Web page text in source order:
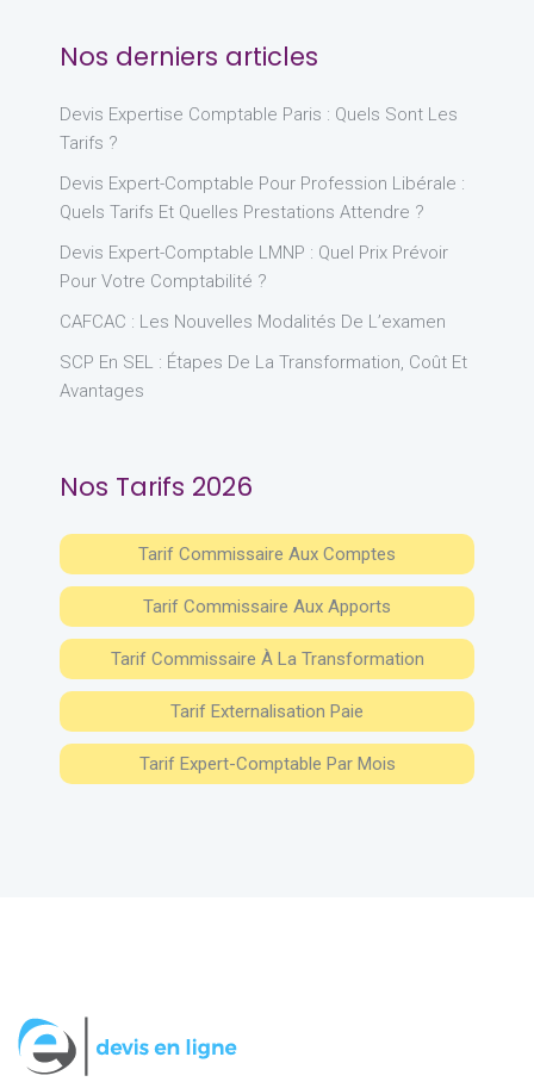
Nos derniers articles
Devis Expertise Comptable Paris : Quels Sont Les
Tarifs ?
Devis Expert-Comptable Pour Profession Libérale :
Quels Tarifs Et Quelles Prestations Attendre ?
Devis Expert-Comptable LMNP : Quel Prix Prévoir
Pour Votre Comptabilité ?
CAFCAC : Les Nouvelles Modalités De L’examen
SCP En SEL : Étapes De La Transformation, Coût Et
Avantages
Nos Tarifs 2026
Tarif Commissaire Aux Comptes
Tarif Commissaire Aux Apports
Tarif Commissaire À La Transformation
Tarif Externalisation Paie
Tarif Expert-Comptable Par Mois